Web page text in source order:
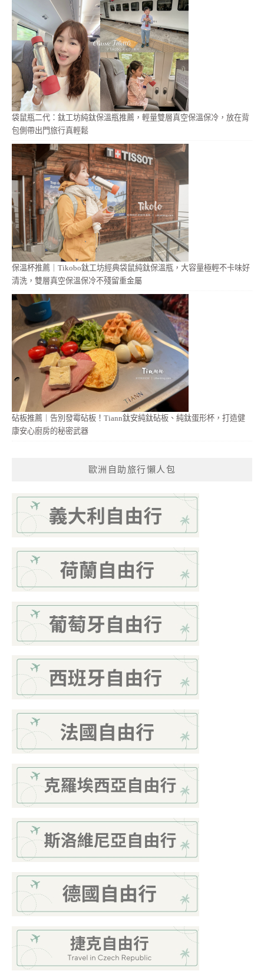
袋鼠瓶二代：鈦工坊純鈦保溫瓶推薦，輕量雙層真空保溫保冷，放在背
包側帶出門旅行真輕鬆
保溫杯推薦｜Tikobo鈦工坊經典袋鼠純鈦保溫瓶，大容量極輕不卡味好
清洗，雙層真空保溫保冷不殘留重金屬
砧板推薦｜告別發霉砧板！Tiann鈦安純鈦砧板、純鈦蛋形杯，打造健
康安心廚房的秘密武器
歐洲自助旅行懶人包